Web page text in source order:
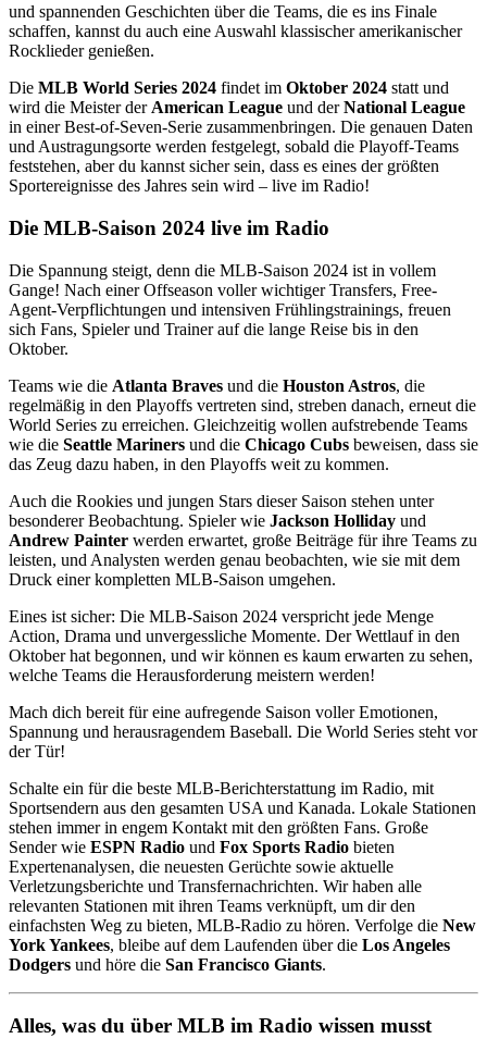
und spannenden Geschichten über die Teams, die es ins Finale
schaffen, kannst du auch eine Auswahl klassischer amerikanischer
Rocklieder genießen.
Die MLB World Series 2024 findet im Oktober 2024 statt und
wird die Meister der American League und derNational League
in einer Best-of-Seven-Serie zusammenbringen. Die genauen Daten
und Austragungsorte werden festgelegt, sobald die Playoff-Teams
feststehen, aber du kannst sicher sein, dass es eines der größten
Sportereignisse des Jahres sein wird – live im Radio!
Die MLB-Saison 2024 live im Radio
Die Spannung steigt, denn die MLB-Saison 2024 ist in vollem
Gange! Nach einer Offseason voller wichtiger Transfers, Free-
Agent-Verpflichtungen und intensiven Frühlingstrainings, freuen
sich Fans, Spieler und Trainer auf die lange Reise bis in den
Oktober.
Teams wie die Atlanta Braves und die Houston Astros, die
regelmäßig in den Playoffs vertreten sind, streben danach, erneut die
World Series zu erreichen. Gleichzeitig wollen aufstrebende Teams
wie die Seattle Mariners und die Chicago Cubs beweisen, dass sie
das Zeug dazu haben, in den Playoffs weit zu kommen.
Auch die Rookies und jungen Stars dieser Saison stehen unter
besonderer Beobachtung. Spieler wie Jackson Holliday und
Andrew Painter werden erwartet, große Beiträge für ihre Teams zu
leisten, und Analysten werden genau beobachten, wie sie mit dem
Druck einer kompletten MLB-Saison umgehen.
Eines ist sicher: Die MLB-Saison 2024 verspricht jede Menge
Action, Drama und unvergessliche Momente. Der Wettlauf in den
Oktober hat begonnen, und wir können es kaum erwarten zu sehen,
welche Teams die Herausforderung meistern werden!
Mach dich bereit für eine aufregende Saison voller Emotionen,
Spannung und herausragendem Baseball. Die World Series steht vor
der Tür!
Schalte ein für die beste MLB-Berichterstattung im Radio, mit
Sportsendern aus den gesamten USA und Kanada. Lokale Stationen
stehen immer in engem Kontakt mit den größten Fans. Große
Sender wie ESPN Radio und Fox Sports Radio bieten
Expertenanalysen, die neuesten Gerüchte sowie aktuelle
Verletzungsberichte und Transfernachrichten. Wir haben alle
relevanten Stationen mit ihren Teams verknüpft, um dir den
einfachsten Weg zu bieten, MLB-Radio zu hören. Verfolge die New
York Yankees, bleibe auf dem Laufenden über die Los Angeles
Dodgers und höre die San Francisco Giants.
Alles, was du über MLB im Radio wissen musst